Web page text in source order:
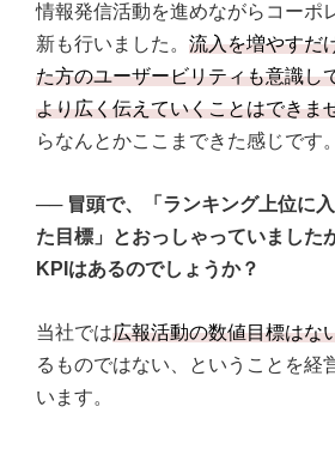
情報発信活動を進めながらコーポ
新も行いました。 流入を増やすだ
た方のユーザービリティも意識し
より広く伝えていくことはできま
らなんとかここまできた感じです。
── 冒頭で、「ランキング上位に
た目標」とおっしゃっていました
KPIはあるのでしょうか？
当社では広報活動の数値目標はな
るものではない、ということを経
います。